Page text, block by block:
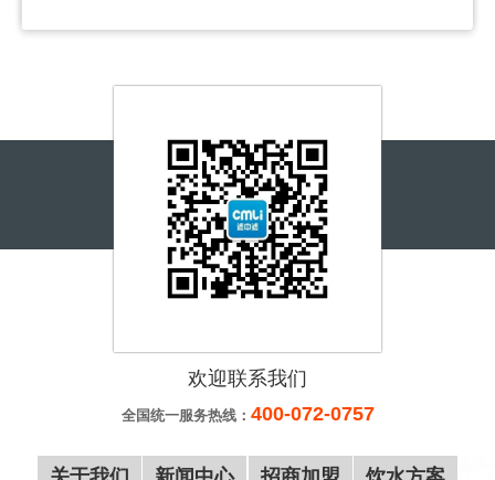
李先生
150*****591
40分钟前
155*****217
156*****280
187*****999
180*****378
155*****678
李先生
188*****516 10分钟前
欢迎联系我们
全国统一服务热线： 400-072-0757